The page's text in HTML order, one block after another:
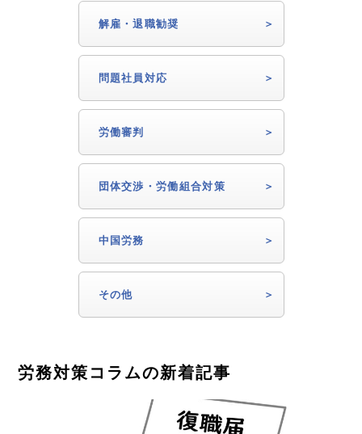
解雇・退職勧奨
問題社員対応
労働審判
団体交渉・労働組合対策
中国労務
その他
労務対策コラムの新着記事